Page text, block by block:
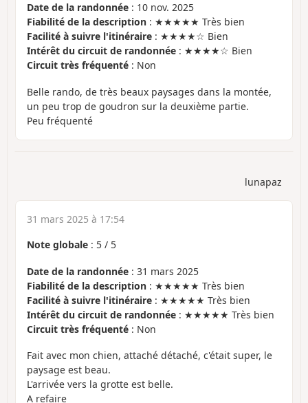
Date de la randonnée : 10 nov. 2025
Fiabilité de la description : ★★★★★ Très bien
Facilité à suivre l'itinéraire : ★★★★☆ Bien
Intérêt du circuit de randonnée : ★★★★☆ Bien
Circuit très fréquenté : Non
Belle rando, de très beaux paysages dans la montée,
un peu trop de goudron sur la deuxième partie.
Peu fréquenté
lunapaz
31 mars 2025 à 17:54
Note globale : 5 / 5
Date de la randonnée : 31 mars 2025
Fiabilité de la description : ★★★★★ Très bien
Facilité à suivre l'itinéraire : ★★★★★ Très bien
Intérêt du circuit de randonnée : ★★★★★ Très bien
Circuit très fréquenté : Non
Fait avec mon chien, attaché détaché, c'était super, le
paysage est beau.
L'arrivée vers la grotte est belle.
A refaire